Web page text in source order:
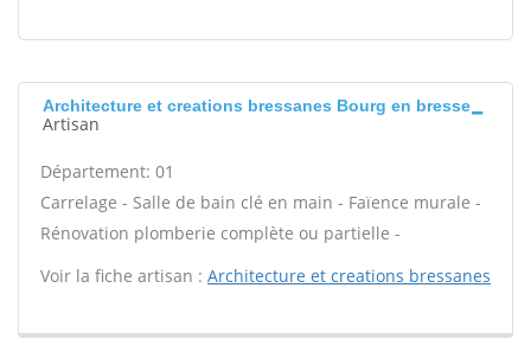
Architecture et creations bressanes Bourg en bresse
Artisan
Département: 01
Carrelage - Salle de bain clé en main - Faïence murale -
Rénovation plomberie complète ou partielle -
Voir la fiche artisan : Architecture et creations bressanes